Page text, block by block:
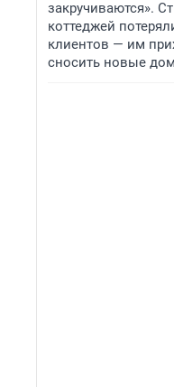
закручиваются».
коттеджей
клиентов — им
сносить новые